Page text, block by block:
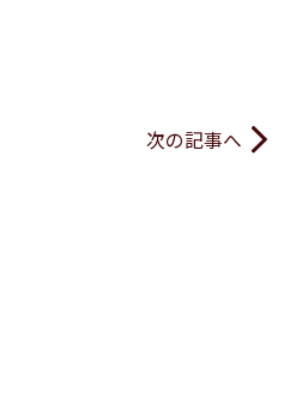
次の記事へ